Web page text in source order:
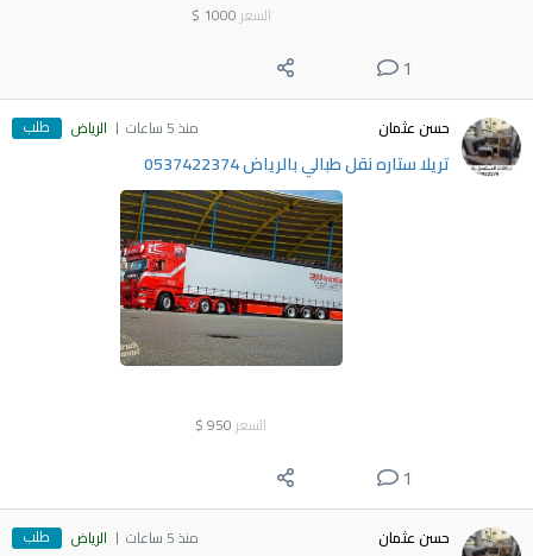
السعر 1000
$
1
حسن عثمان منذ 5 ساعات الرياض طلب
تريلا ستاره نقل طبالي بالرياض 0537422374
السعر 950
$
1
حسن عثمان منذ 5 ساعات الرياض طلب